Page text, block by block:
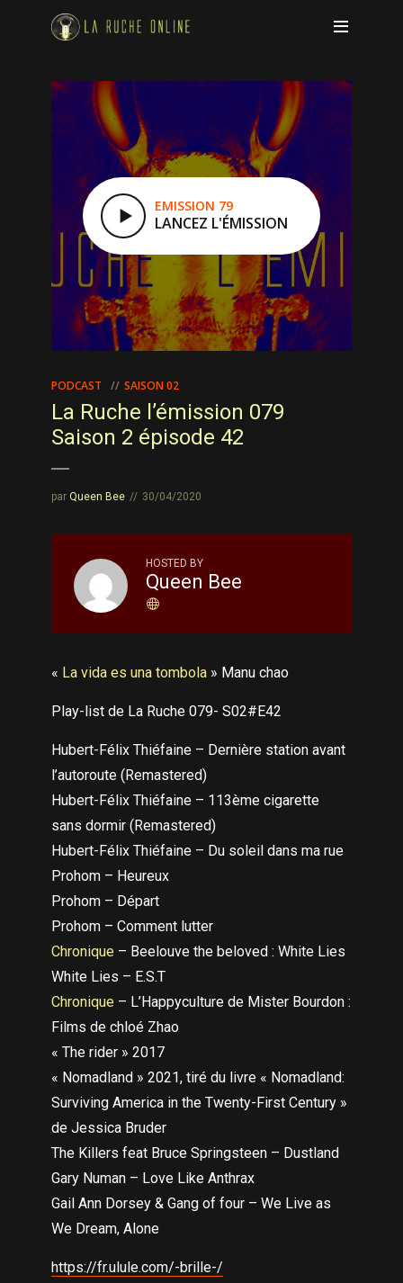
EMISSION 79
LANCEZ L'ÉMISSION
PODCAST SAISON 02
La Ruche l’émission 079
Saison 2 épisode 42
par Queen Bee 30/04/2020
HOSTED BY
Queen Bee
« La vida es una tombola » Manu chao
Play-list de La Ruche 079- S02#E42
Hubert-Félix Thiéfaine – Dernière station avant
l’autoroute (Remastered)
Hubert-Félix Thiéfaine – 113ème cigarette
sans dormir (Remastered)
Hubert-Félix Thiéfaine – Du soleil dans ma rue
Prohom – Heureux
Prohom – Départ
Prohom – Comment lutter
Chronique – Beelouve the beloved : White Lies
White Lies – E.S.T
Chronique – L’Happyculture de Mister Bourdon :
Films de chloé Zhao
« The rider » 2017
« Nomadland » 2021, tiré du livre « Nomadland:
Surviving America in the Twenty-First Century »
de Jessica Bruder
The Killers feat Bruce Springsteen – Dustland
Gary Numan – Love Like Anthrax
Gail Ann Dorsey & Gang of four – We Live as
We Dream, Alone
https://fr.ulule.com/-brille-/